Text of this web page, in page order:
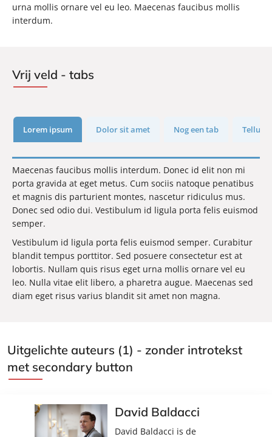
urna mollis ornare vel eu leo. Maecenas faucibus mollis
interdum.
Vrij veld - tabs
Lorem ipsum Dolor sit amet Nog een tab Tellus
Maecenas faucibus mollis interdum. Donec id elit non mi
porta gravida at eget metus. Cum sociis natoque penatibus
et magnis dis parturient montes, nascetur ridiculus mus.
Donec sed odio dui. Vestibulum id ligula porta felis euismod
semper.
Vestibulum id ligula porta felis euismod semper. Curabitur
blandit tempus porttitor. Sed posuere consectetur est at
lobortis. Nullam quis risus eget urna mollis ornare vel eu
leo. Nulla vitae elit libero, a pharetra augue. Maecenas sed
diam eget risus varius blandit sit amet non magna.
Uitgelichte auteurs (1) - zonder introtekst
met secondary button
David Baldacci
David Baldacci is de